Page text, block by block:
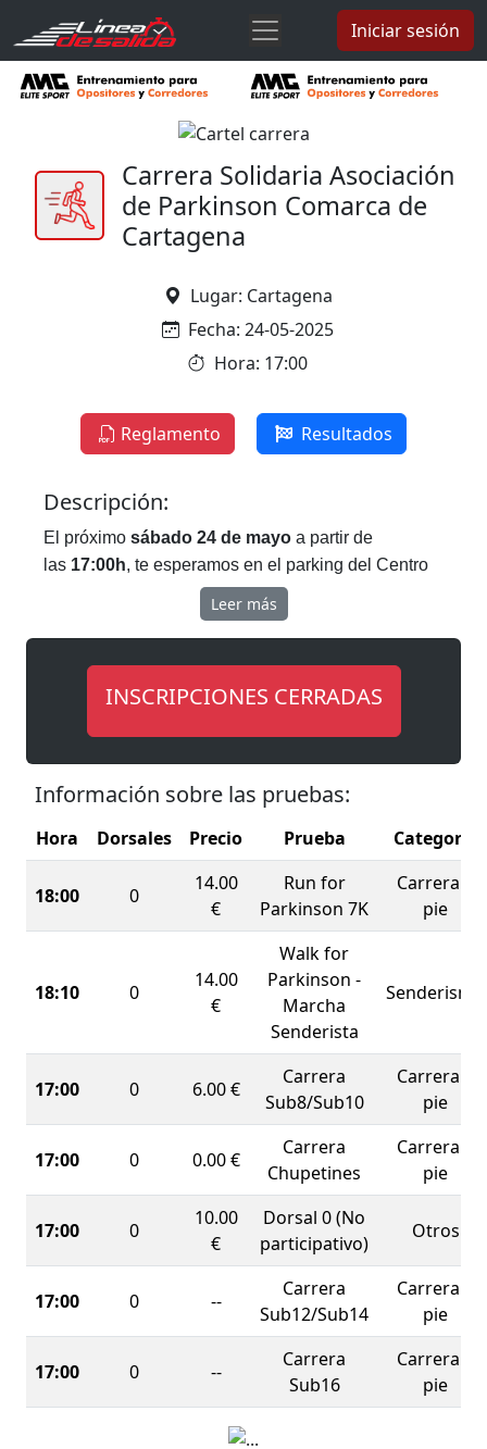
Iniciar sesión
Carrera Solidaria Asociación
de Parkinson Comarca de
Cartagena
Lugar: Cartagena
Fecha: 24-05-2025
Hora: 17:00
Reglamento Resultados
Descripción:
El próximo sábado 24 de mayo a partir de
las 17:00h, te esperamos en el parking del Centro
La Ramblapara participar en un evento
solidario, deportivo y familiar con un único
párkinson y a quienes las acompañan cada día
Runtritón, esta cita ofrecerá tres modalidades para
👦Carreras infantiles para los más peques
Una jornada pensada para disfrutar del deporte,
fomentar hábitos saludables, y sobre todo,
sumar
fuerzas por una causa que nos une. ¡Corre,
camina o anima, pero no te lo pierdas!
"Aceptar no significa resignarse. Significa
comprender que las cosas son como son y que
siempre existe una manera de afrontarlas"
Michael J. Fox
Leer más
INSCRIPCIONES CERRADAS
Información sobre las pruebas:
Hora Dorsales Precio Prueba Categoría
18:00 0
14.00
€
Run for
Parkinson 7K
Carrera a
pie
18:10 0
14.00
€
Walk for
Parkinson -
Marcha
Senderista
Senderismo
17:00 0 6.00 €
Carrera
Sub8/Sub10
Carrera a
pie
17:00 0 0.00 €
Carrera
Chupetines
Carrera a
pie
17:00 0
10.00
€
Dorsal 0 (No
participativo)
Otros
17:00 0 --
Carrera
Sub12/Sub14
Carrera a
pie
17:00 0 --
Carrera
Sub16
Carrera a
pie